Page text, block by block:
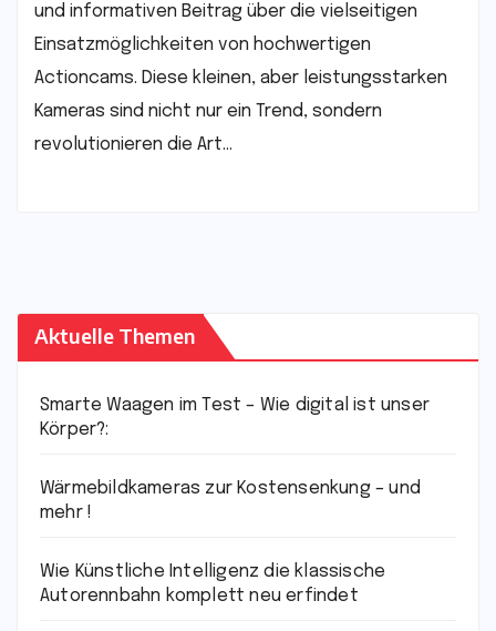
und informativen Beitrag über die vielseitigen
Einsatzmöglichkeiten von hochwertigen
Actioncams. Diese kleinen, aber leistungsstarken
Kameras sind nicht nur ein Trend, sondern
revolutionieren die Art…
Aktuelle Themen
Smarte Waagen im Test – Wie digital ist unser
Körper?:
Wärmebildkameras zur Kostensenkung – und
mehr !
Wie Künstliche Intelligenz die klassische
Autorennbahn komplett neu erfindet